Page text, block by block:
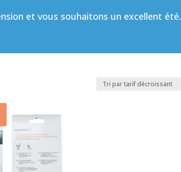
et vous souhaitons un excellent été.